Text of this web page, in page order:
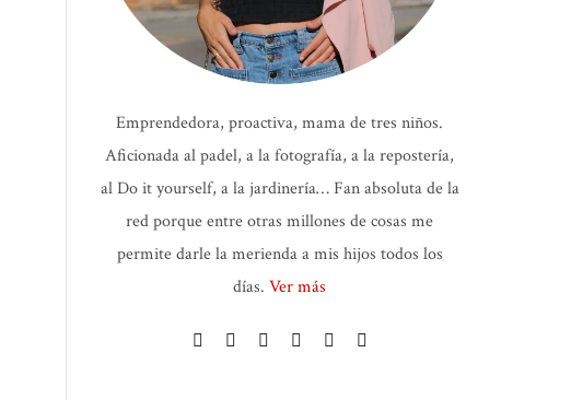
Emprendedora, proactiva, mama de tres niños.
Aficionada al padel, a la fotografía, a la repostería,
al Do it yourself, a la jardinería… Fan absoluta de la
red porque entre otras millones de cosas me
permite darle la merienda a mis hijos todos los
días. Ver más